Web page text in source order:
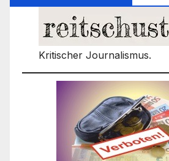
Kritischer Journalismus.